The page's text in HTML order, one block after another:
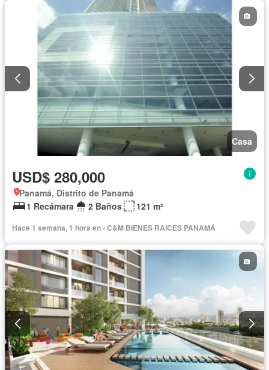
Casa
USD$ 280,000
Panamá, Distrito de Panamá
1 Recámara
2 Baños 121 m²
Hace 1 semana, 1 hora en - C&M BIENES RAICES PANAMÁ